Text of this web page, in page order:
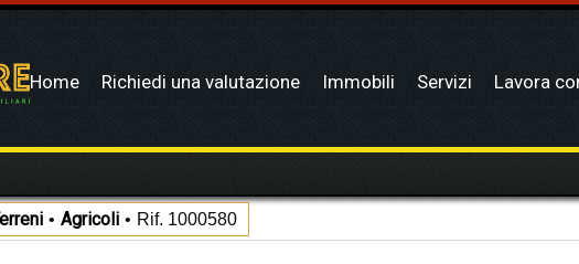
Home Richiedi una valutazione Immobili Servizi Lavora
Contattaci Gruppo Blog Aste
• Agricoli • Rif. 1000580